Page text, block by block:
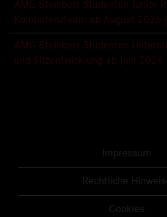
AMG Steinbeis Studenten Junior
Kompetenzteam ab August
AMG Steinbeis Studenten
und Sitzentwicklung ab Juni
Impressum
Rechtliche
Cookies